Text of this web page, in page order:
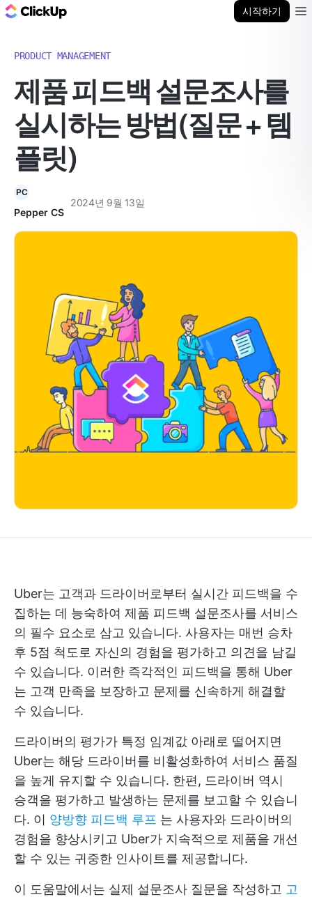
시작하기
PRODUCT MANAGEMENT
제품 피드백 설문조사를
실시하는 방법(질문 + 템
플릿)
PC
Pepper CS
2024년 9월 13일
Uber는 고객과 드라이버로부터 실시간 피드백을 수
집하는 데 능숙하여 제품 피드백 설문조사를 서비스
의 필수 요소로 삼고 있습니다. 사용자는 매번 승차
후 5점 척도로 자신의 경험을 평가하고 의견을 남길
수 있습니다. 이러한 즉각적인 피드백을 통해 Uber
는 고객 만족을 보장하고 문제를 신속하게 해결할
수 있습니다.
드라이버의 평가가 특정 임계값 아래로 떨어지면
Uber는 해당 드라이버를 비활성화하여 서비스 품질
을 높게 유지할 수 있습니다. 한편, 드라이버 역시
승객을 평가하고 발생하는 문제를 보고할 수 있습니
다. 이 양방향 피드백 루프 는 사용자와 드라이버의
경험을 향상시키고 Uber가 지속적으로 제품을 개선
할 수 있는 귀중한 인사이트를 제공합니다.
이 도움말에서는 실제 설문조사 질문을 작성하고 고